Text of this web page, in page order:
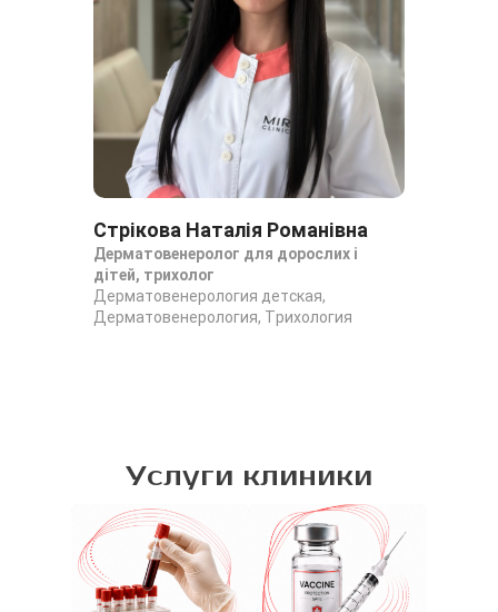
Стрікова Наталія Романівна
Дерматовенеролог для дорослих і
дітей, трихолог
Дерматовенерология детская,
Дерматовенерология, Трихология
Услуги клиники